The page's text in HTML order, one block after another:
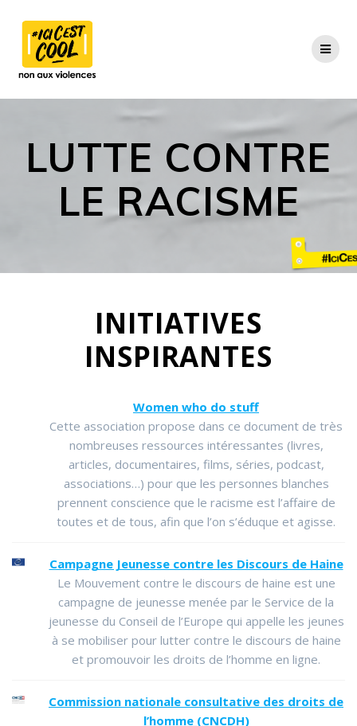
LUTTE CONTRE
LE RACISME
INITIATIVES
INSPIRANTES
Women who do stuff
Cette association propose dans ce document de très
nombreuses ressources intéressantes (livres,
articles, documentaires, films, séries, podcast,
associations…) pour que les personnes blanches
prennent conscience que le racisme est l’affaire de
toutes et de tous, afin que l’on s’éduque et agisse.
Campagne Jeunesse contre les Discours de Haine
Le Mouvement contre le discours de haine est une
campagne de jeunesse menée par le Service de la
jeunesse du Conseil de l’Europe qui appelle les jeunes
à se mobiliser pour lutter contre le discours de haine
et promouvoir les droits de l’homme en ligne.
Commission nationale consultative des droits de
l’homme (CNCDH)